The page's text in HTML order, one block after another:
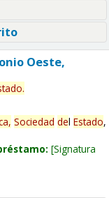
Oeste,
.
Sociedad del Estado,
Signatura